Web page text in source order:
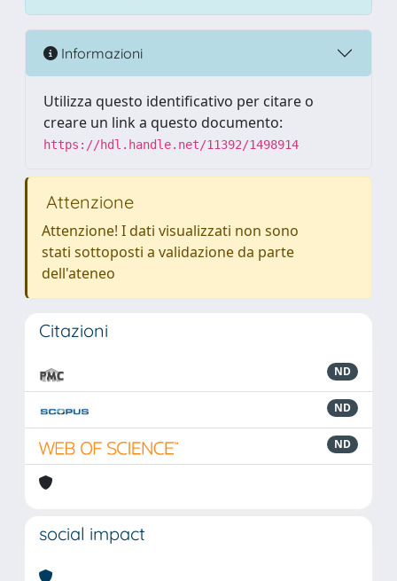
Informazioni
Utilizza questo identificativo per citare o
creare un link a questo documento:
https://hdl.handle.net/11392/1498914
Attenzione
Attenzione! I dati visualizzati non sono
stati sottoposti a validazione da parte
dell'ateneo
Citazioni
ND
ND
ND
social impact